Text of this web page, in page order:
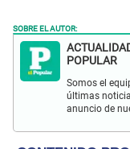
SOBRE EL AUTOR:
POPULAR
Somos el
últimas
anuncio de